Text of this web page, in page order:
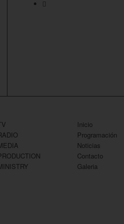
Inicio
Programación
Noticias
Contacto
Galeria